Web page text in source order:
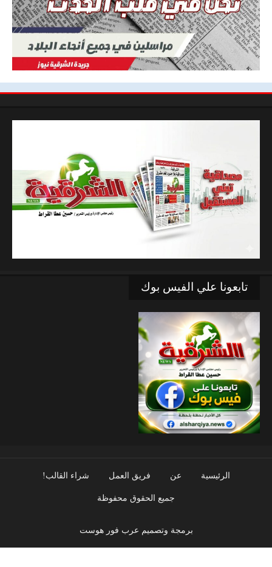
تابعونا علي الفيس بوك
الرئيسية عن فريق العمل شراء القالب!
جميع الحقوق محفوظة
برمجة وتصميم عرب فور هوست